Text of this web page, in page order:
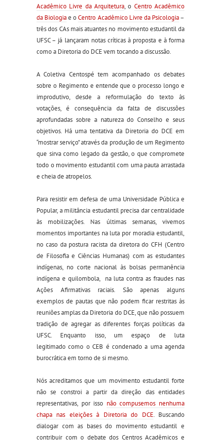
Acadêmico Livre da Arquitetura,o Centro Acadêmico
da BiologiaeoCentro Acadêmico Livre da Psicologia–
três dos CAs mais atuantes no movimento estudantil da
UFSC – já lançaram notas críticas à proposta e à forma
comoa Diretoria do DCE vem tocando a discussão.
A Coletiva Centospé tem acompanhado os debates
sobre o Regimento e entende queo processo longo e
improdutivo, desde a reformulação do texto às
votações, é consequência da falta de discussões
aprofundadas sobre a natureza doConselho e seus
objetivos. Há uma tentativa da Diretoria do DCE em
“mostrar serviço” através da produção de um Regimento
que sirva como legado da gestão, o que compromete
todo o movimento estudantil com uma pauta arrastada
e cheia de atropelos.
Para resistir em defesa de uma Universidade Pública e
Popular, a militância estudantil precisa dar centralidade
às mobilizações. Nas últimas semanas, vivemos
momentos importantes na luta por moradia estudantil,
no caso da postura racista da diretora do CFH (Centro
de Filosofia e Ciências Humanas) com as estudantes
indígenas, no corte nacional às bolsas permanência
indígena e quilombola,
na luta contra as fraudes nas
Ações Afirmativas raciais. São apenas alguns
exemplos de pautas que não podem ficar restritas às
reuniões amplas da Diretoria do DCE, que não possuem
tradição de agregar as diferentes forças políticas da
UFSC. Enquanto isso, um espaço de luta
legitimado como o CEB é condenado a uma agenda
burocrática em torno de si mesmo.
Nós acreditamos que um movimento estudantil forte
não se constroi a partir da direção das entidades
representativas, por isso não compusemos nenhuma
chapa nas eleições à Diretoria do DCE. Buscando
dialogar com as bases do movimento estudantil e
contribuir com o debate dos Centros Acadêmicos e